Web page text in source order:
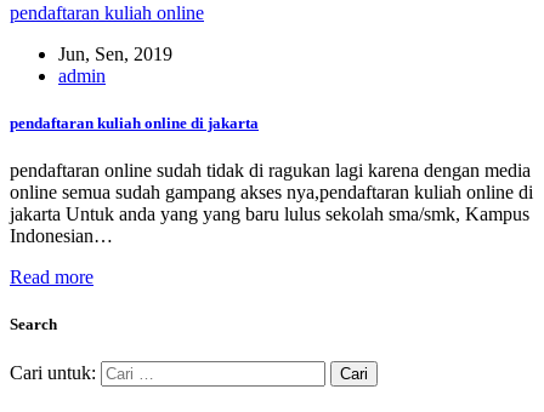
pendaftaran kuliah online
Jun, Sen, 2019
admin
pendaftaran kuliah online di jakarta
pendaftaran online sudah tidak di ragukan lagi karena dengan media
online semua sudah gampang akses nya,pendaftaran kuliah online di
jakarta Untuk anda yang yang baru lulus sekolah sma/smk, Kampus
Indonesian…
Read more
Search
Cari untuk: